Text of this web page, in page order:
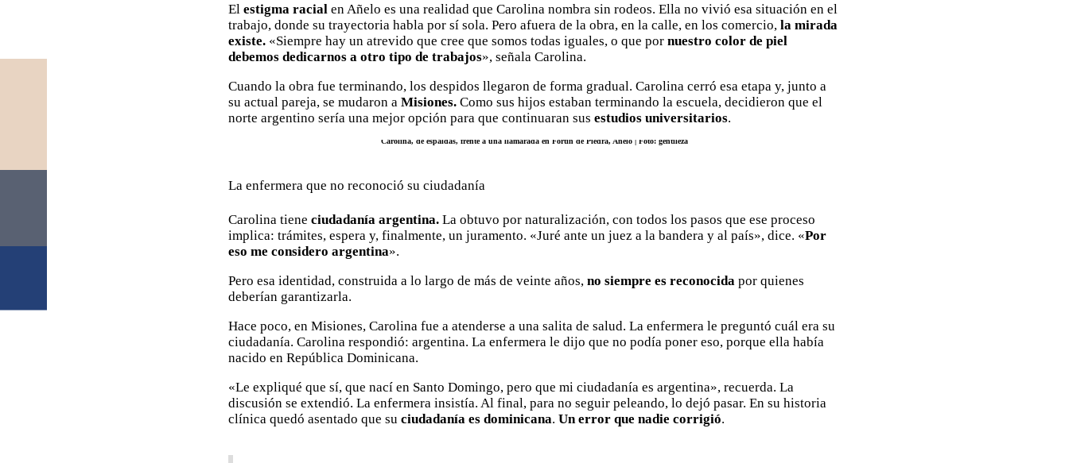
El estigma racial en Añelo es una realidad que Carolina nombra sin rodeos. Ella no vivió esa situación en el
trabajo, donde su trayectoria habla por sí sola. Pero afuera de la obra, en la calle, en los comercio, la mirada
existe. «Siempre hay un atrevido que cree que somos todas iguales, o que por nuestro color de piel
debemos dedicarnos a otro tipo de trabajos», señala Carolina.
Cuando la obra fue terminando, los despidos llegaron de forma gradual. Carolina cerró esa etapa y, junto a
su actual pareja, se mudaron a Misiones. Como sus hijos estaban terminando la escuela, decidieron que el
norte argentino sería una mejor opción para que continuaran sus estudios universitarios.
Carolina, de espaldas, frente a una llamarada en Fortín de Piedra, Añelo | Foto: gentileza
La enfermera que no reconoció su ciudadanía
Carolina tiene ciudadanía argentina. La obtuvo por naturalización, con todos los pasos que ese proceso
implica: trámites, espera y, finalmente, un juramento. «Juré ante un juez a la bandera y al país», dice. «Por
eso me considero argentina».
Pero esa identidad, construida a lo largo de más de veinte años, no siempre es reconocida por quienes
deberían garantizarla.
Hace poco, en Misiones, Carolina fue a atenderse a una salita de salud. La enfermera le preguntó cuál era su
ciudadanía. Carolina respondió: argentina. La enfermera le dijo que no podía poner eso, porque ella había
nacido en República Dominicana.
«Le expliqué que sí, que nací en Santo Domingo, pero que mi ciudadanía es argentina», recuerda. La
discusión se extendió. La enfermera insistía. Al final, para no seguir peleando, lo dejó pasar. En su historia
clínica quedó asentado que su ciudadanía es dominicana. Un error que nadie corrigió.